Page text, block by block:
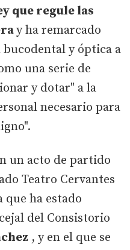
que regule las
y ha remarcado
y óptica a
una serie de
y dotar" a la
necesario para
un acto de partido
Teatro Cervantes
que ha estado
del Consistorio
, y en el que se